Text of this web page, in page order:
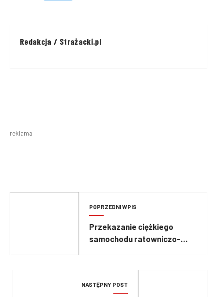
Redakcja / Strażacki.pl
reklama
POPRZEDNI WPIS
Przekazanie ciężkiego
samochodu ratowniczo-
NASTĘPNY POST